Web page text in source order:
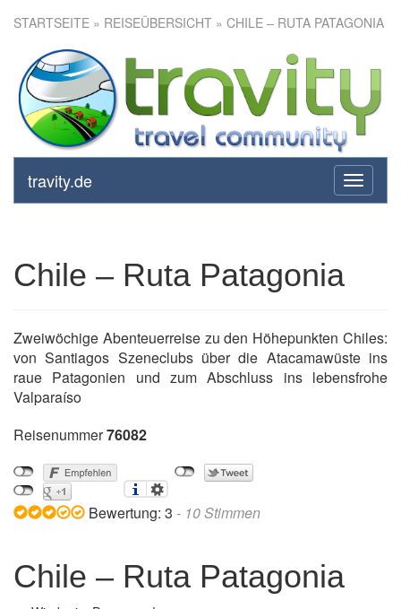
STARTSEITE » REISEÜBERSICHT » CHILE – RUTA PATAGONIA
toggle
travity.de
Chile – Ruta Patagonia
Chile – Ruta Patagonia
Zweiwöchige Abenteuerreise zu den Höhepunkten Chiles:
von Santiagos Szeneclubs über die Atacamawüste ins
raue Patagonien und zum Abschluss ins lebensfrohe
Valparaíso
Reisenummer76082
Bewertung: 3 - 10Stimmen
Chile – Ruta Patagonia